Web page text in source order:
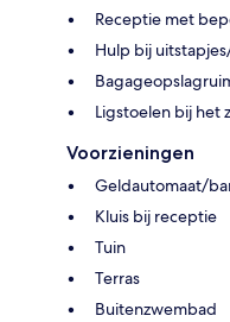
Receptie met
Hulp bij
Ligstoelen bij het
Voorzieningen
Geldautomaat/
Kluis bij receptie
Tuin
Terras
Buitenzwembad